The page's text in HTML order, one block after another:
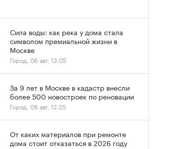
Сила воды: как река у дома стала
символом премиальной жизни в
Москве
Город, 06 авг, 13:05
За 9 лет в Москве в кадастр внесли
более 500 новостроек по реновации
Город, 06 авг, 12:25
От каких материалов при ремонте
дома стоит отказаться в 2026 году